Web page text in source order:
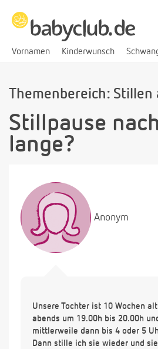
Vornamen Kinderwunsch
Themenbereich: Stillen
Stillpause
lange?
Anonym
Unsere Tochter ist 10 Wochen
abends um 19.00h bis 20.00h
mittlerweile dann bis 4 oder 5
Dann stille ich sie wieder und